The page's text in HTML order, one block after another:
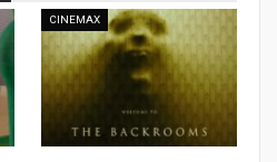
CINEMAX